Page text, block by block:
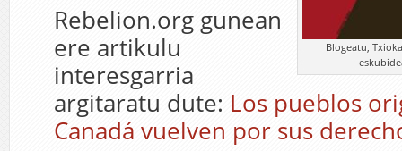
Blogeatu,
Rebelion.org gunean
ere artikulu
interesgarria
argitaratu dute: Los pueblos
Canadá vuelven por sus